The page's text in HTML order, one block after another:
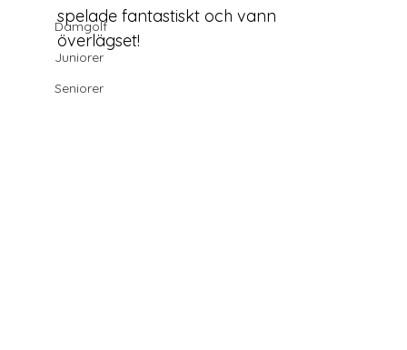
Damgolf
Juniorer
Seniorer
spelade fantastiskt och vann